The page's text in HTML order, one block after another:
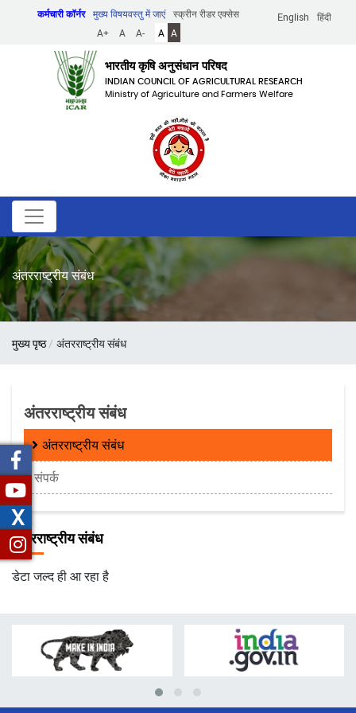
English हिंदी
कर्मचारी कॉर्नर मुख्य विषयवस्तु में जाएं
स्क्रीन रीडर एक्सेस
A+
A A- A A
भारतीय कृषि अनुसंधान परिषद
INDIAN COUNCIL OF AGRICULTURAL RESEARCH
Ministry of Agriculture and Farmers Welfare
अंतरराष्ट्रीय संबंध
पग
मुख्य पृष्ठ अंतरराष्ट्रीय संबंध
अंतरराष्ट्रीय संबंध
अंतरराष्ट्रीय संबंध
संपर्क
अंतरराष्ट्रीय संबंध
डेटा जल्द ही आ रहा है
X